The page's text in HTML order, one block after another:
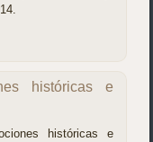
históricas e
históricas e